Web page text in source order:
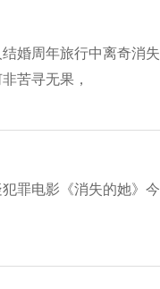
婚周年旅行中离奇消失
苦寻无果，
罪电影《消失的她》今